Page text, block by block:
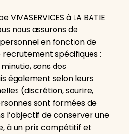
VIVASERVICES à LA BATIE
nous assurons de
en fonction de
spécifiques :
sens des
également selon leurs
(discrétion, sourire,
sont formées de
l’objectif de conserver une
à un prix compétitif et